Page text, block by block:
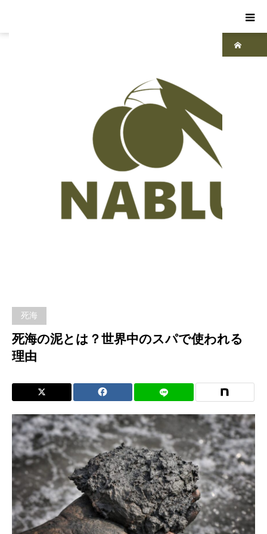
由
死海
死海の泥とは？世界中のスパで使われる
理由